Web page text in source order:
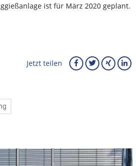
ist für März 2020 geplant.
Jetzt teilen